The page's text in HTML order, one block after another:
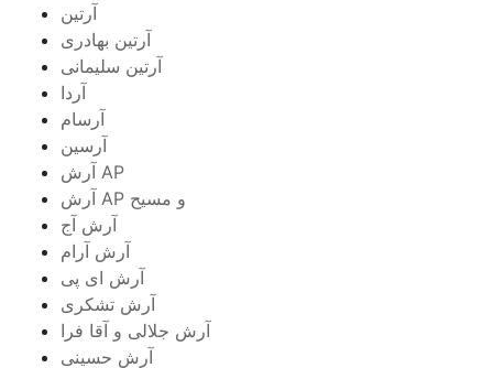
آرتین
آرتین بهادری
آرتین سلیمانی
آردا
آرسام
آرسین
آرش AP
آرش AP و مسیح
آرش آج
آرش آرام
آرش ای پی
آرش تشکری
آرش جلالی و آقا فرا
آرش حسینی